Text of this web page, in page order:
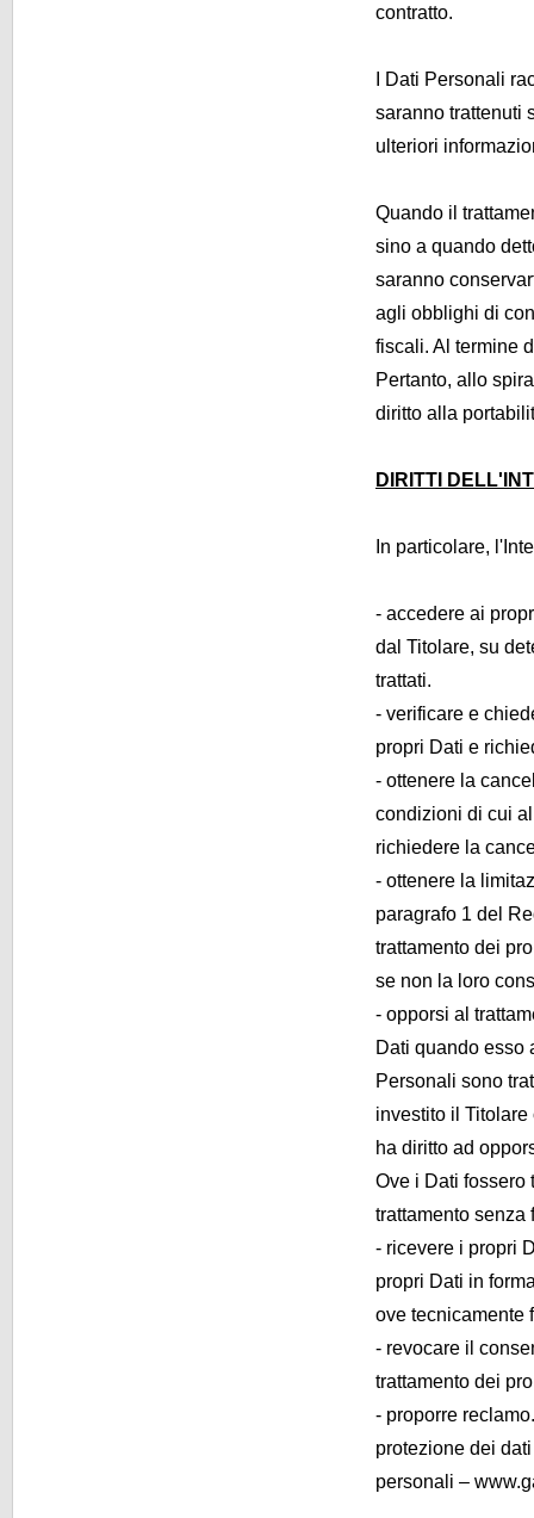
contratto.
I Dati Personali
saranno trattenuti
ulteriori
Quando il
sino a quando
saranno
agli obblighi di
fiscali. Al termine
Pertanto, allo
diritto alla
DIRITTI
In particolare,
- accedere ai
dal Titolare, su
trattati.
- verificare e
propri Dati e
- ottenere la
condizioni di cui
richiedere la
- ottenere la
paragrafo 1 del
trattamento dei
se non la loro
- opporsi al
Dati quando esso
Personali sono
investito il
ha diritto ad
Ove i Dati fossero
trattamento senza
- ricevere i propri
propri Dati in
ove tecnicamente
- revocare il
trattamento dei
- proporre
protezione dei
personali –